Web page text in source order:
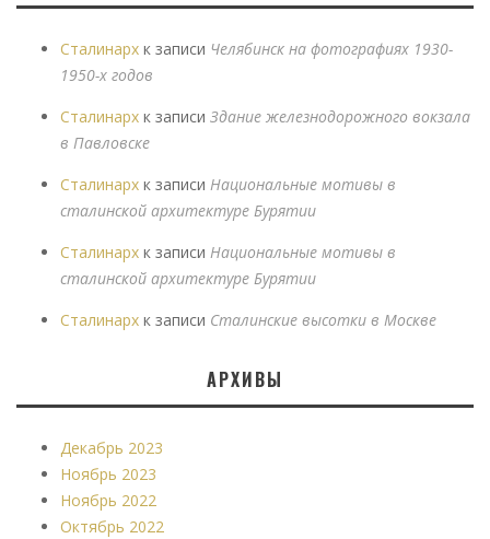
Сталинарх к записи Челябинск на фотографиях 1930-
1950-х годов
Сталинарх к записи Здание железнодорожного вокзала
в Павловске
Сталинарх к записи Национальные мотивы в
сталинской архитектуре Бурятии
Сталинарх к записи Национальные мотивы в
сталинской архитектуре Бурятии
Сталинарх к записи Сталинские высотки в Москве
АРХИВЫ
Декабрь 2023
Ноябрь 2023
Ноябрь 2022
Октябрь 2022